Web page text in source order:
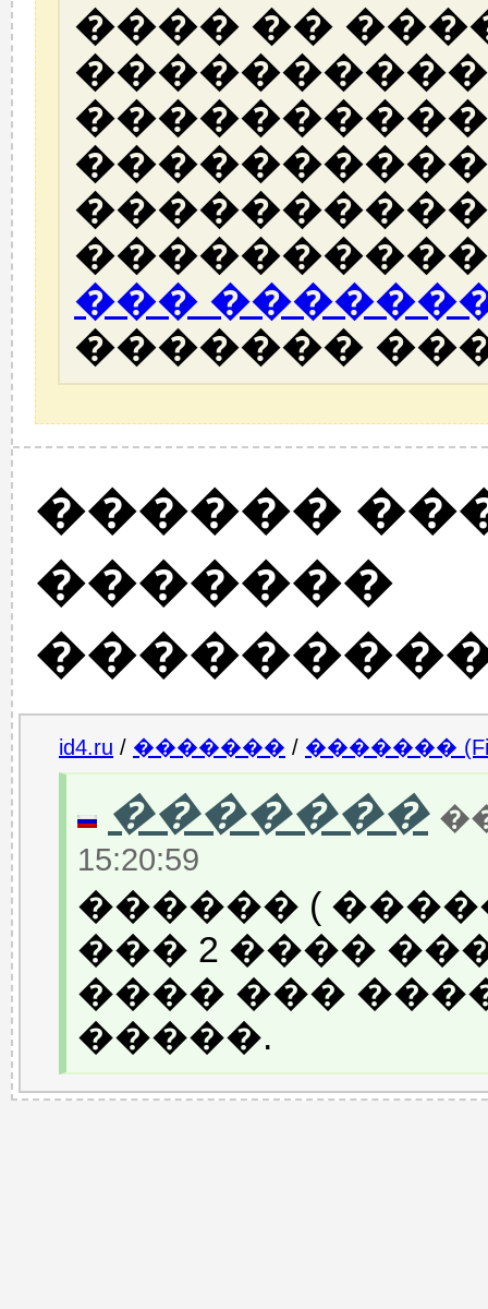
���� ��
����������
���
�������
������
�������
id4.ru / ������� / �������
�������
15:20:59
������ (
��� 2 ����
���� ���
�����.